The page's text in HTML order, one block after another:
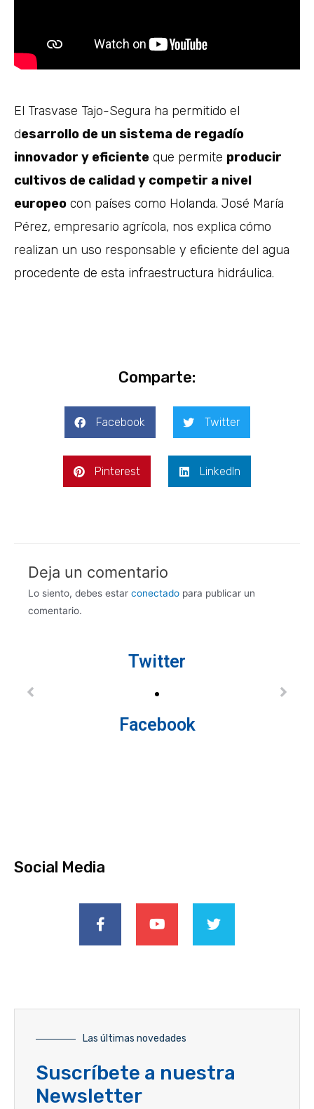
El Trasvase Tajo-Segura ha permitido el
desarrollo de un sistema de regadío
innovador y eficiente que permite producir
cultivos de calidad y competir a nivel
europeo con países como Holanda. José María
Pérez, empresario agrícola, nos explica cómo
realizan un uso responsable y eficiente del agua
procedente de esta infraestructura hidráulica.
Comparte:
Facebook Twitter
Pinterest LinkedIn
Deja un comentario
Lo siento, debes estar conectado para publicar un
comentario.
Twitter
Facebook
Social Media
Las últimas novedades
Suscríbete a nuestra
Newsletter